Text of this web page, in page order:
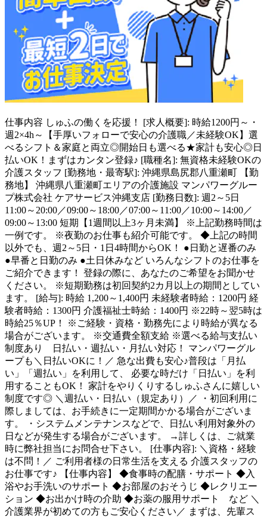
仕事内容 しゅふの働くを応援！ [求人概要]: 時給1200円～・
週2×4h～【手厚いフォローで安心の介護職／未経験OK】選
べるシフト＆家庭と両立◎開始日も選べる★家計も安心◎日
払いOK！まずはカンタン登録♪ [職種名]: 無資格未経験OKの
介護スタッフ [勤務地・最寄駅]: 沖縄県島尻郡八重瀬町 【勤
務地】 沖縄県八重瀬町エリアの介護施設 マンパワーグルー
プ株式会社 ケアサービス沖縄支店 [勤務日数]: 週2～5日
11:00～20:00／09:00～18:00／07:00～11:00／10:00～14:00／
09:00～13:00 短期【1週間以上3ヶ月未満】 ※上記勤務時間は
一例です。 ※夜勤のお仕事も紹介可能です。 ◆上記の時間
以外でも、週2～5日・1日4時間からOK！ ●日勤と遅番のみ
●早番と日勤のみ ●土日休みなど いろんなシフトのお仕事を
ご紹介できます！ 登録の際に、あなたのご希望をお聞かせ
ください。 ※短期勤務は初回契約2カ月以上の期間としてい
ます。 [給与]: 時給 1,200～1,400円 未経験者時給：1200円 経
験者時給：1300円 介護福祉士時給：1400円 ※22時～翌5時は
時給25％UP！ ※ご経験・資格・勤務先により時給が異なる
場合がございます。 ※交通費全額支給 ※選べる給与支払い
制度あり 日払い・週払い・月払い対応！ マンパワーグル
ープも＼日払いOKに！／ 急な出費も安心♪普段は「月払
い」「週払い」を利用して、 必要な時だけ「日払い」を利
用することもOK！ 家計をやりくりするしゅふさんに嬉しい
制度です◎ ＼週払い・日払い（規定あり）／ ・初回利用に
際しましては、お手続きに一定期間かかる場合がございま
す。 ・システムメンテナンスなどで、日払い利用対象外の
日などが発生する場合がございます。 →詳しくは、ご就業
時に弊社担当にお問合せ下さい。 [仕事内容]: ＼資格・経験
は不問！／ ご利用者様の日常生活を支える 介護スタッフの
お仕事です♪ 【仕事内容】 ◆食事時の配膳・サポート ◆入
浴やお手洗いのサポート ◆お部屋のおそうじ ◆レクリエー
ション ◆お出かけ時の介助 ◆お薬の服用サポート など ＼
介護業界が初めての方もご安心ください／ まずは、先輩ス